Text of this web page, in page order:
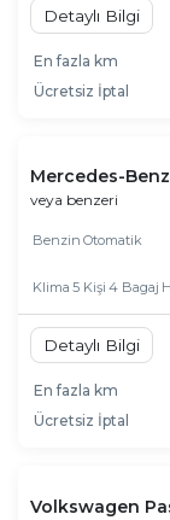
Detaylı Bilgi
En fazla km
Ücretsiz İptal
Mercedes-
veya benzeri
Benzin Otomatik
Klima 5 Kişi 4 Bagaj
Detaylı Bilgi
En fazla km
Ücretsiz İptal
Volkswagen